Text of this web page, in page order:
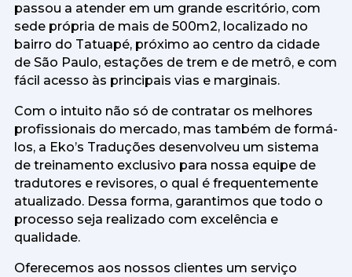
passou a atender em um grande escritório, com
sede própria de mais de 500m2, localizado no
bairro do Tatuapé, próximo ao centro da cidade
de São Paulo, estações de trem e de metrô, e com
fácil acesso às principais vias e marginais.
Com o intuito não só de contratar os melhores
profissionais do mercado, mas também de formá-
los, a Eko’s Traduções desenvolveu um sistema
de treinamento exclusivo para nossa equipe de
tradutores e revisores, o qual é frequentemente
atualizado. Dessa forma, garantimos que todo o
processo seja realizado com excelência e
qualidade.
Oferecemos aos nossos clientes um serviço